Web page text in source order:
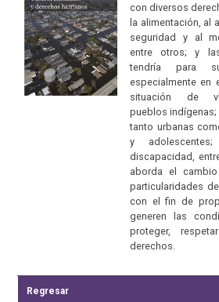
con diversos
la alimentación, al
seguridad y al
entre otros; y
tendría para
especialmente en
situación de
pueblos
tanto urbanas
y
discapacidad,
aborda el
particularidades
con el fin de
generen las
proteger,
derechos.
Regresar